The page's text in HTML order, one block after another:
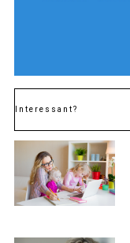
Interessant?